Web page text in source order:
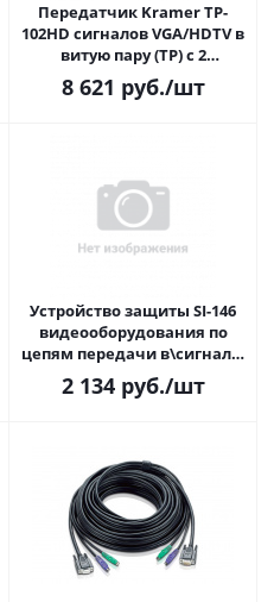
Передатчик Kramer TP-
102HD сигналов VGA/HDTV в
витую пару (TP) с 2
выходами, длина линии
передачи до 100 м, система
8 621 руб./шт
Устройство защиты SI-146
видеооборудования по
цепям передачи в\сигнала,
коаксиальные линии и
линии типа "витая пара"
2 134руб./шт